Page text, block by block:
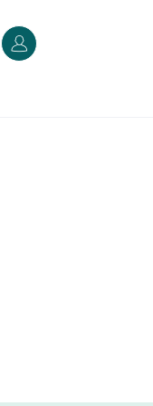
Accedi o registrati